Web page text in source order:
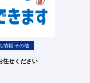
情報-その他
任せください